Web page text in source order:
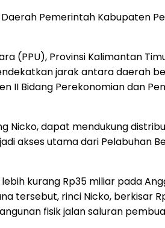
Pemerintah Kabupaten
(PPU), Provinsi Kalimantan
jarak antara daerah
II Bidang Perekonomian dan
Nicko, dapat mendukung
akses utama dari
kurang Rp35 miliar pada
tersebut, rinci Nicko,
fisik jalan saluran